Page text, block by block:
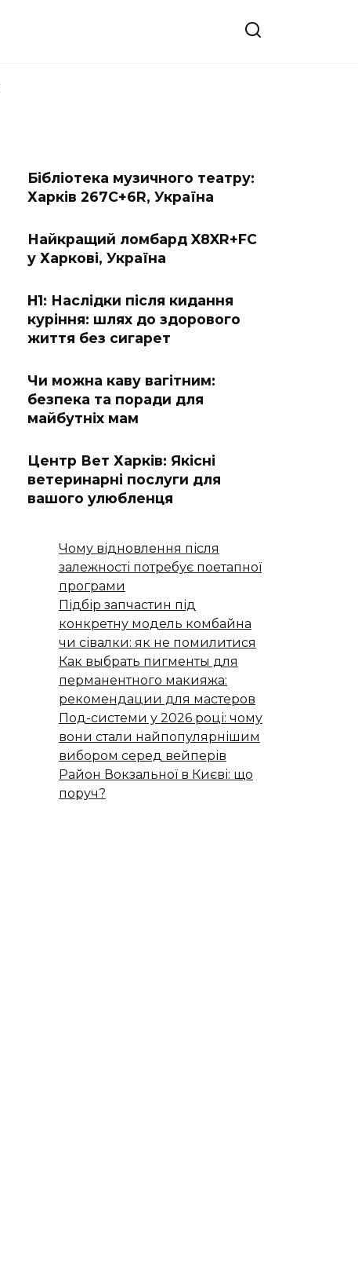
Бібліотека музичного театру:
Харків 267C+6R, Україна
Найкращий ломбард X8XR+FC
у Харкові, Україна
H1: Наслідки після кидання
куріння: шлях до здорового
життя без сигарет
Чи можна каву вагітним:
безпека та поради для
майбутніх мам
Центр Вет Харків: Якісні
ветеринарні послуги для
вашого улюбленця
Чому відновлення після
залежності потребує поетапної
програми
Підбір запчастин під
конкретну модель комбайна
чи сівалки: як не помилитися
Как выбрать пигменты для
перманентного макияжа:
рекомендации для мастеров
Под-системи у 2026 році: чому
вони стали найпопулярнішим
вибором серед вейперів
Район Вокзальної в Києві: що
поруч?